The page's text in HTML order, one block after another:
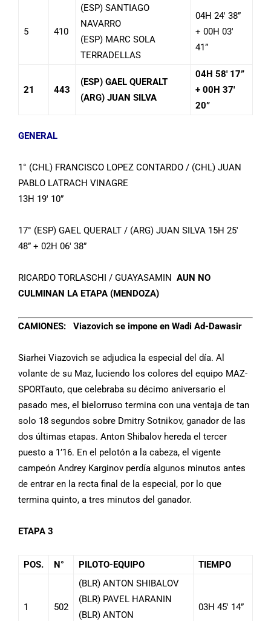
5 410
(ESP) SANTIAGO
NAVARRO
(ESP) MARC SOLA
TERRADELLAS
04H 24′ 38”
+ 00H 03′
41”
21 443
(ESP) GAEL QUERALT
(ARG) JUAN SILVA
04H 58′ 17”
+ 00H 37′
20”
GENERAL
1° (CHL) FRANCISCO LOPEZ CONTARDO / (CHL) JUAN
PABLO LATRACH VINAGRE
13H 19′ 10”
17° (ESP) GAEL QUERALT / (ARG) JUAN SILVA 15H 25′
48” + 02H 06′ 38”
RICARDO TORLASCHI / GUAYASAMIN AUN NO
CULMINAN LA ETAPA (MENDOZA)
CAMIONES: Viazovich se impone en Wadi Ad-Dawasir
Siarhei Viazovich se adjudica la especial del día. Al
volante de su Maz, luciendo los colores del equipo MAZ-
SPORTauto, que celebraba su décimo aniversario el
pasado mes, el bielorruso termina con una ventaja de tan
solo 18 segundos sobre Dmitry Sotnikov, ganador de las
dos últimas etapas. Anton Shibalov hereda el tercer
puesto a 1’16. En el pelotón a la cabeza, el vigente
campeón Andrey Karginov perdía algunos minutos antes
de entrar en la recta final de la especial, por lo que
termina quinto, a tres minutos del ganador.
ETAPA 3
POS. N° PILOTO-EQUIPO TIEMPO
1 502
(BLR) ANTON SHIBALOV
(BLR) PAVEL HARANIN
(BLR) ANTON
03H 45′ 14”